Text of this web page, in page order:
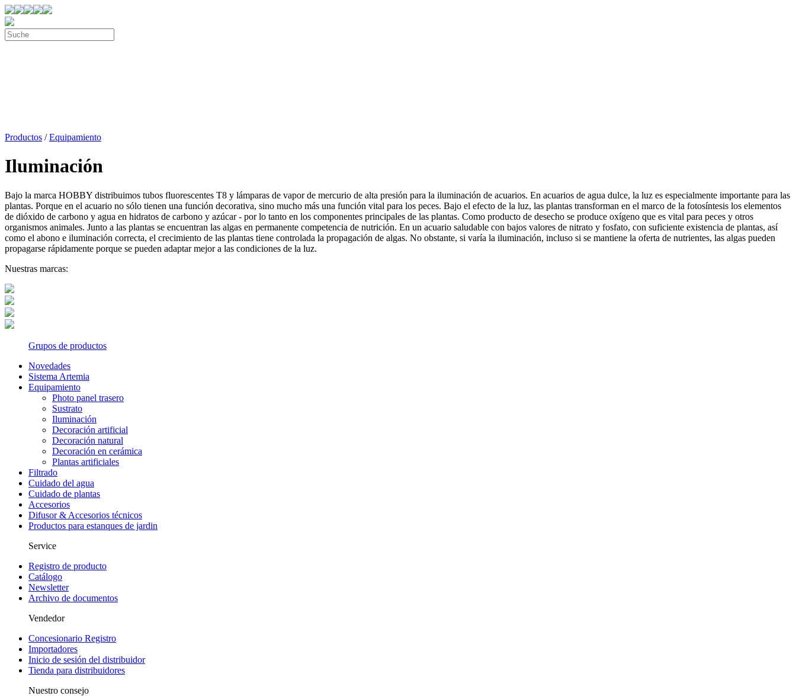
Productos /Equipamiento
Iluminación
Bajo la marca HOBBY distribuimos tubos fluorescentes T8 y lámparas de vapor de mercurio de alta presión para la iluminación de acuarios. En acuarios de agua dulce, la luz es especialmente importante para las
plantas. Porque en el acuario no sólo tienen una función decorativa, sino mucho más una función vital para los peces. Bajo el efecto de la luz, las plantas transforman en el marco de la fotosíntesis los elementos
de dióxido de carbono y agua en hidratos de carbono y azúcar - por lo tanto en los componentes principales de las plantas. Como producto de desecho se produce oxígeno que es vital para peces y otros
organismos animales. Junto a las plantas se encuentran las algas en permanente competencia de nutrición. En un acuario saludable con bajos valores de nitrato y fosfato, con suficiente existencia de plantas, así
como el abono e iluminación correcta, el crecimiento de las plantas tiene controlada la propagación de algas. No obstante, si varía la iluminación, incluso si se mantiene la oferta de nutrientes, las algas pueden
propagarse rápidamente porque se pueden adaptar mejor a las condiciones de la luz.
Nuestras marcas:
Grupos de productos
Novedades
Sistema Artemia
Equipamiento
Photo panel trasero
Sustrato
Iluminación
Decoración artificial
Decoración natural
Decoración en cerámica
Plantas artificiales
Filtrado
Cuidado del agua
Cuidado de plantas
Accesorios
Difusor & Accesorios técnicos
Productos para estanques de jardin
Service
Registro de producto
Catálogo
Newsletter
Archivo de documentos
Vendedor
Concesionario Registro
Importadores
Inicio de sesión del distribuidor
Tienda para distribuidores
Nuestro consejo